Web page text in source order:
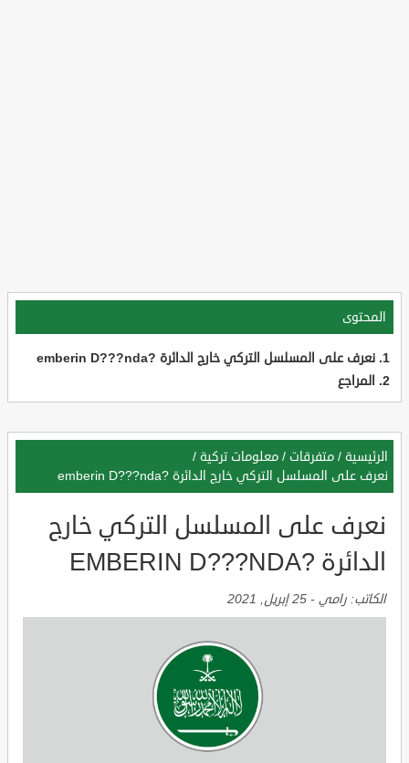
المحتوى
نعرف على المسلسل التركي خارج الدائرة ?emberin D???nda
المراجع
الرئيسية / متفرقات / معلومات تركية /
نعرف على المسلسل التركي خارج الدائرة ?emberin D???nda
نعرف على المسلسل التركي خارج
الدائرة ?EMBERIN D???NDA
الكاتب: رامي - 25 إبريل, 2021